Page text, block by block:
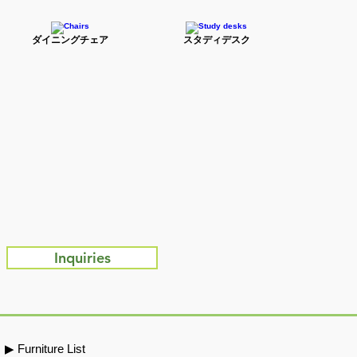
ダイニングチェア スタディデスク
Inquiries
​▶ Furniture List